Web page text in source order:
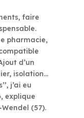
faire
pharmacie,
d’un
isolation…
j’ai eu
explique
(57).